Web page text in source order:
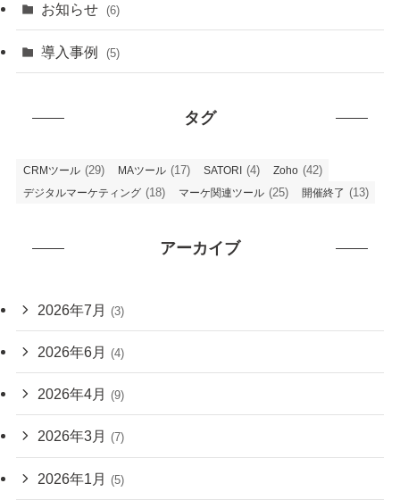
お知らせ (6)
導入事例 (5)
タグ
CRMツール (29) MAツール (17) SATORI (4) Zoho (42)
デジタルマーケティング (18) マーケ関連ツール (25) 開催終了 (13)
アーカイブ
2026年7月 (3)
2026年6月 (4)
2026年4月 (9)
2026年3月 (7)
2026年1月 (5)